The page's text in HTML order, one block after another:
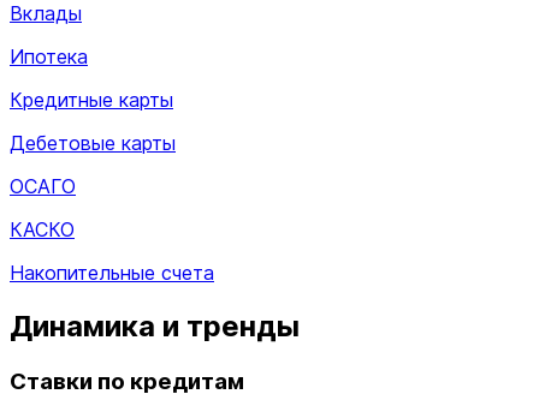
Вклады
Ипотека
Кредитные карты
Дебетовые карты
ОСАГО
КАСКО
Накопительные счета
Динамика и тренды
Ставки по кредитам